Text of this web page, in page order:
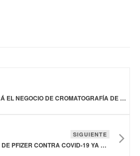
MERCK ADQUIRIRÁ EL NEGOCIO DE CROMATOGRAFÍA DE JSR LIFE SCIENCES
SIGUIENTE
VACUNA ACTUALIZADA DE PFIZER CONTRA COVID-19 YA ESTÁ EN EL SECTOR SALUD MEXICANO